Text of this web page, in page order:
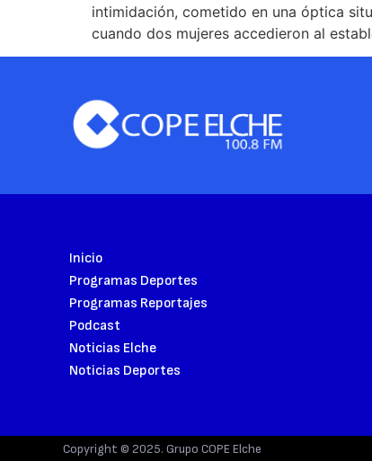
intimidación, cometido en una óptica
cuando dos mujeres accedieron al
Inicio
Programas Deportes
Programas Reportajes
Podcast
Noticias Elche
Noticias Deportes
Copyright © 2025. Grupo COPE Elche